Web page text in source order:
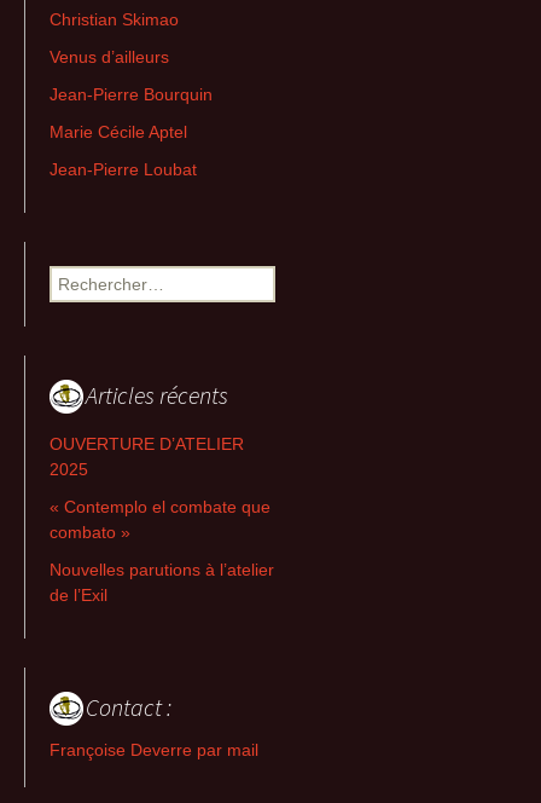
Christian Skimao
Venus d’ailleurs
Jean-Pierre Bourquin
Marie Cécile Aptel
Jean-Pierre Loubat
Rechercher :
Articles récents
OUVERTURE D’ATELIER
2025
« Contemplo el combate que
combato »
Nouvelles parutions à l’atelier
de l’Exil
Contact :
Françoise Deverre par mail